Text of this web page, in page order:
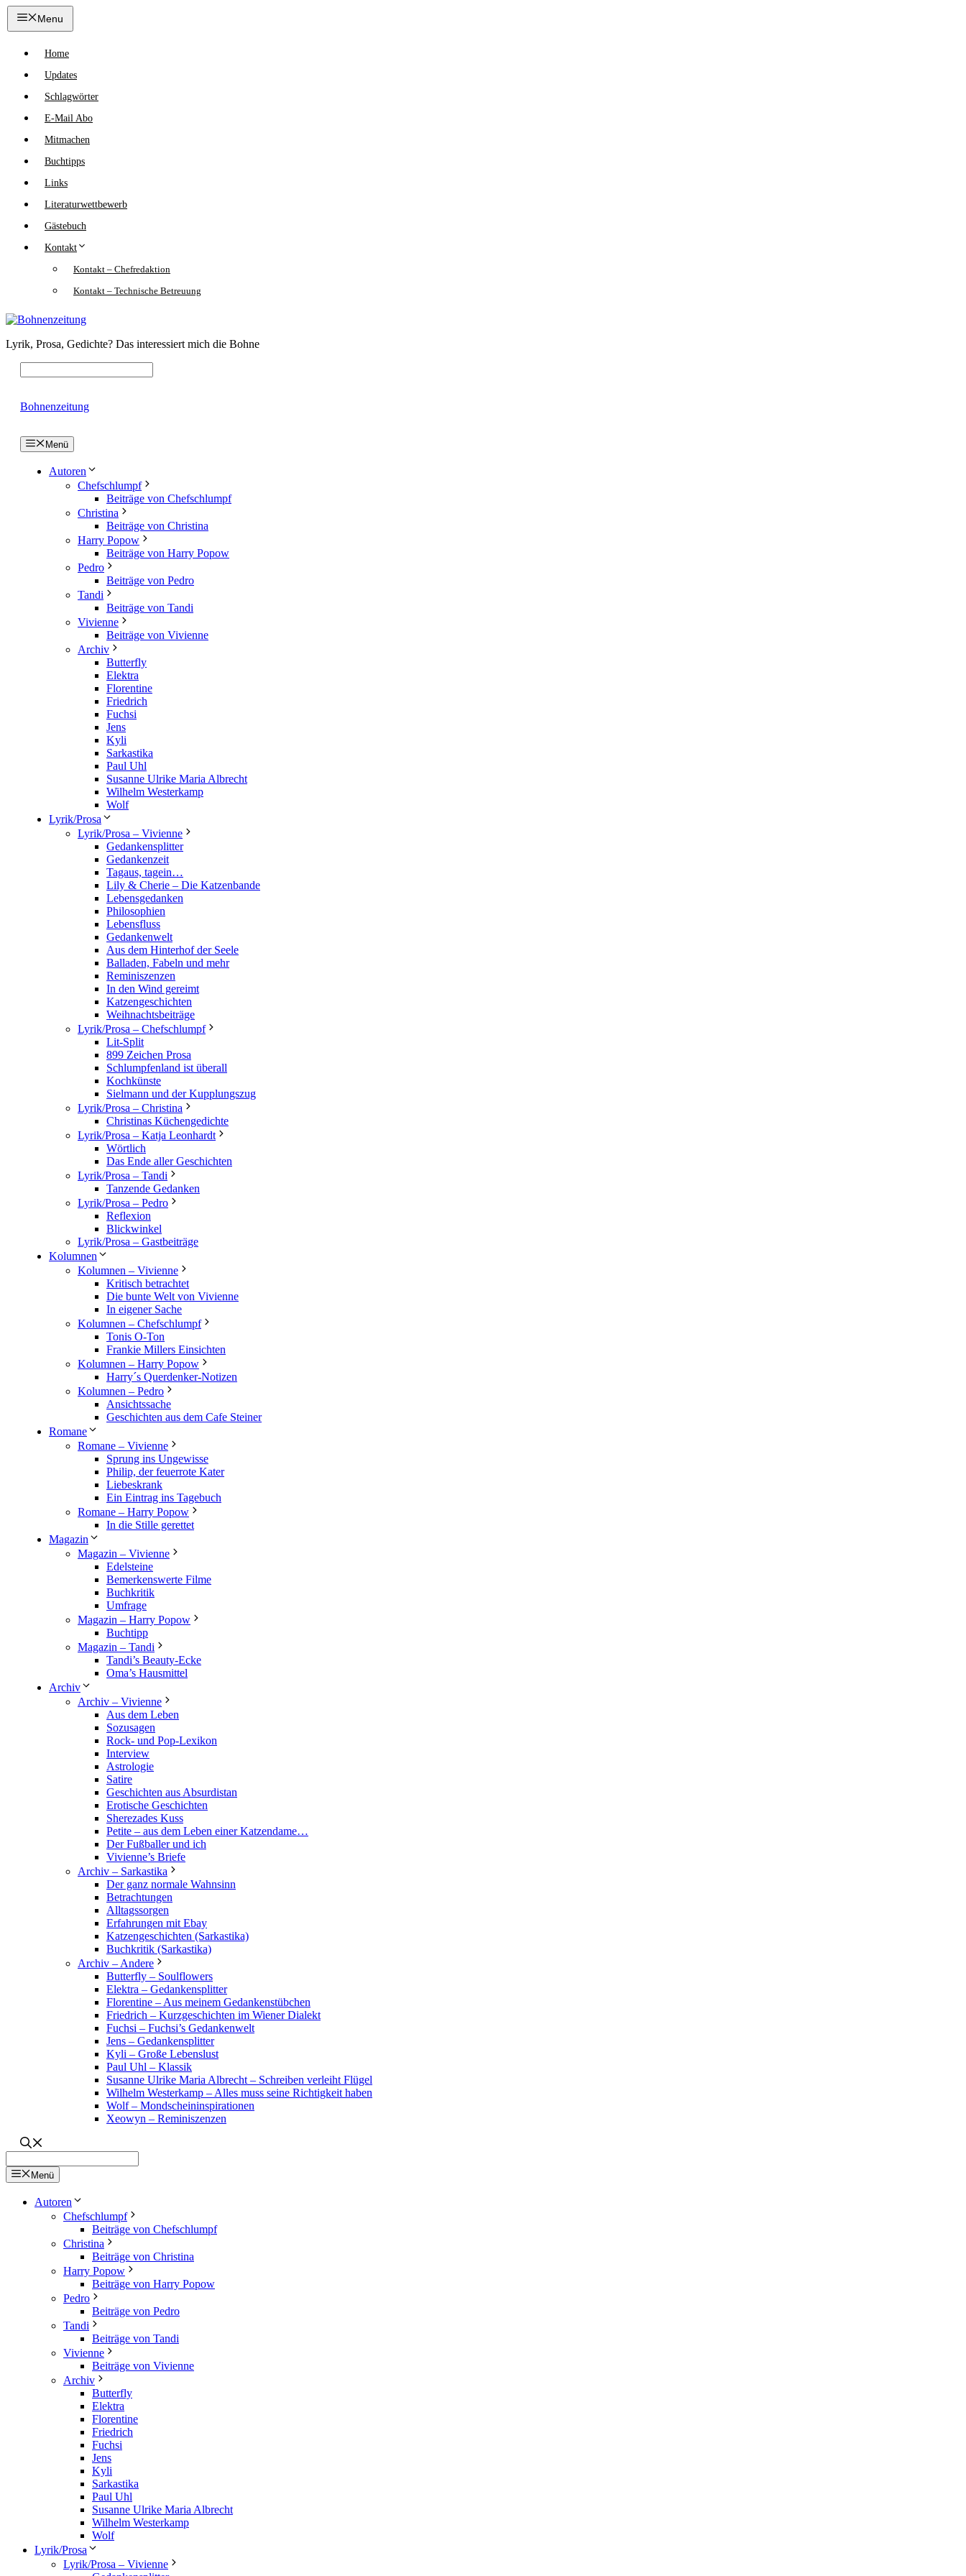
Zum
Inhalt
Menu
Home
Updates
Schlagwörter
E-Mail Abo
Mitmachen
Buchtipps
Links
Literaturwettbewerb
Gästebuch
Kontakt
Kontakt – Chefredaktion
Kontakt – Technische Betreuung
Lyrik, Prosa, Gedichte? Das interessiert mich die Bohne
Bohnenzeitung
Menü
Autoren
Chefschlumpf
Beiträge von Chefschlumpf
Christina
Beiträge von Christina
Harry Popow
Beiträge von Harry Popow
Pedro
Beiträge von Pedro
Tandi
Beiträge von Tandi
Vivienne
Beiträge von Vivienne
Archiv
Butterfly
Elektra
Florentine
Friedrich
Fuchsi
Jens
Kyli
Sarkastika
Paul Uhl
Susanne Ulrike Maria Albrecht
Wilhelm Westerkamp
Wolf
Lyrik/Prosa
Lyrik/Prosa – Vivienne
Gedankensplitter
Gedankenzeit
Tagaus, tagein…
Lily & Cherie – Die Katzenbande
Lebensgedanken
Philosophien
Lebensfluss
Gedankenwelt
Aus dem Hinterhof der Seele
Balladen, Fabeln und mehr
Reminiszenzen
In den Wind gereimt
Katzengeschichten
Weihnachtsbeiträge
Lyrik/Prosa – Chefschlumpf
Lit-Split
899 Zeichen Prosa
Schlumpfenland ist überall
Kochkünste
Sielmann und der Kupplungszug
Lyrik/Prosa – Christina
Christinas Küchengedichte
Lyrik/Prosa – Katja Leonhardt
Wörtlich
Das Ende aller Geschichten
Lyrik/Prosa – Tandi
Tanzende Gedanken
Lyrik/Prosa – Pedro
Reflexion
Blickwinkel
Lyrik/Prosa – Gastbeiträge
Kolumnen
Kolumnen – Vivienne
Kritisch betrachtet
Die bunte Welt von Vivienne
In eigener Sache
Kolumnen – Chefschlumpf
Tonis O-Ton
Frankie Millers Einsichten
Kolumnen – Harry Popow
Harry´s Querdenker-Notizen
Kolumnen – Pedro
Ansichtssache
Geschichten aus dem Cafe Steiner
Romane
Romane – Vivienne
Sprung ins Ungewisse
Philip, der feuerrote Kater
Liebeskrank
Ein Eintrag ins Tagebuch
Romane – Harry Popow
In die Stille gerettet
Magazin
Magazin – Vivienne
Edelsteine
Bemerkenswerte Filme
Buchkritik
Umfrage
Magazin – Harry Popow
Buchtipp
Magazin – Tandi
Tandi’s Beauty-Ecke
Oma’s Hausmittel
Archiv
Archiv – Vivienne
Aus dem Leben
Sozusagen
Rock- und Pop-Lexikon
Interview
Astrologie
Satire
Geschichten aus Absurdistan
Erotische Geschichten
Sherezades Kuss
Petite – aus dem Leben einer Katzendame…
Der Fußballer und ich
Vivienne’s Briefe
Archiv – Sarkastika
Der ganz normale Wahnsinn
Betrachtungen
Alltagssorgen
Erfahrungen mit Ebay
Katzengeschichten (Sarkastika)
Buchkritik (Sarkastika)
Archiv – Andere
Butterfly – Soulflowers
Elektra – Gedankensplitter
Florentine – Aus meinem Gedankenstübchen
Friedrich – Kurzgeschichten im Wiener Dialekt
Fuchsi – Fuchsi’s Gedankenwelt
Jens – Gedankensplitter
Kyli – Große Lebenslust
Paul Uhl – Klassik
Susanne Ulrike Maria Albrecht – Schreiben verleiht Flügel
Wilhelm Westerkamp – Alles muss seine Richtigkeit haben
Wolf – Mondscheininspirationen
Xeowyn – Reminiszenzen
Menü
Autoren
Chefschlumpf
Beiträge von Chefschlumpf
Christina
Beiträge von Christina
Harry Popow
Beiträge von Harry Popow
Pedro
Beiträge von Pedro
Tandi
Beiträge von Tandi
Vivienne
Beiträge von Vivienne
Archiv
Butterfly
Elektra
Florentine
Friedrich
Fuchsi
Jens
Kyli
Sarkastika
Paul Uhl
Susanne Ulrike Maria Albrecht
Wilhelm Westerkamp
Wolf
Lyrik/Prosa
Lyrik/Prosa – Vivienne